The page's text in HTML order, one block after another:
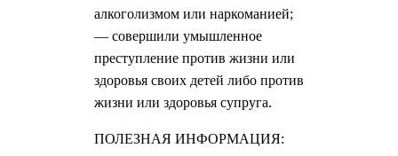
алкоголизмом или наркоманией;
— совершили умышленное
преступление против жизни или
здоровья своих детей либо против
жизни или здоровья супруга.
ПОЛЕЗНАЯ ИНФОРМАЦИЯ: